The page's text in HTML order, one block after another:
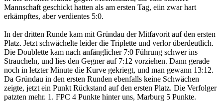
Mannschaft geschickt hatten als am ersten Tag, eiin zwar hart
erkämpftes, aber verdientes 5:0.
In der dritten Runde kam mit Gründau der Mitfavorit auf den ersten
Platz. Jetzt schwächelte leider die Triplette und verlor überdeutlich.
Die Doublette kam nach anfänglicher 7:0 Führung schwer ins
Straucheln, und lies den Gegner auf 7:12 vorziehen. Dann gerade
noch in letzter Minute die Kurve gekriegt, und man gewann 13:12.
Da Gründau in den ersten Runden ebenfalls keine Schwächen
zeigte, jetzt ein Punkt Rückstand auf den ersten Platz. Die Verfolger
patzten mehr. 1. FPC 4 Punkte hinter uns, Marburg 5 Punkte.